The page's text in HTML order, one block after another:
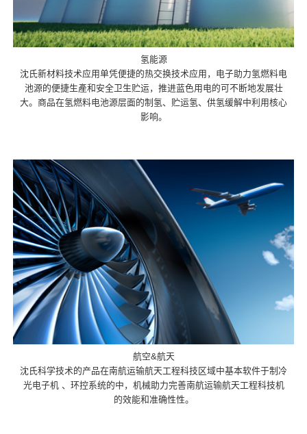
氢能源
沈氏新材料技术应用单凭便捷的热交换技术应用，电子助力氢燃料电
池源的便捷生產和安全卫生贮运，推进蓝色用电的可不断地发展壮
大。商品在氢燃料电池源层面的制氢、贮运氢、供氢缓解中利用核心
影响。
航空&航天
沈氏科学技术的产品在南航运输航天工程科技区域中基本软件于制冷
光电子机 、环控系统的中，机械助力完善南航运输航天工程科技机
的效能和准确性性。